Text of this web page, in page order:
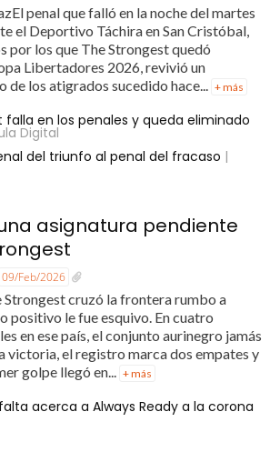
penal que falló en la noche del martes
el Deportivo Táchira en San Cristóbal,
por los que The Strongest quedó
Libertadores 2026, revivió un
de los atigrados sucedido hace... + más
falla en los penales y queda eliminado
Digital
del triunfo al penal del fracaso |
asignatura pendiente
09/Feb/2026
Strongest cruzó la frontera rumbo a
positivo le fue esquivo. En cuatro
en ese país, el conjunto aurinegro jamás
victoria, el registro marca dos empates y
golpe llegó en... + más
acerca a Always Ready a la corona